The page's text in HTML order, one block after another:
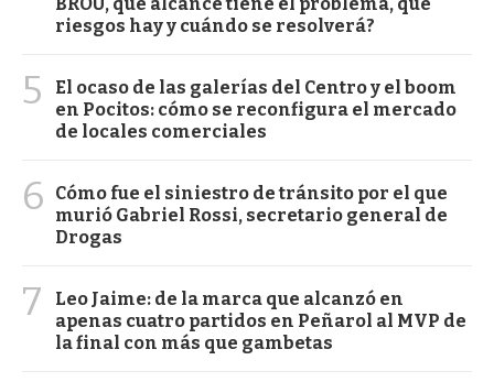
riesgos hay y cuándo se resolverá?
5
El ocaso de las galerías del Centro y el boom
en Pocitos: cómo se reconfigura el mercado
de locales comerciales
6
Cómo fue el siniestro de tránsito por el que
murió Gabriel Rossi, secretario general de
Drogas
7
Leo Jaime: de la marca que alcanzó en
apenas cuatro partidos en Peñarol al MVP de
la final con más que gambetas